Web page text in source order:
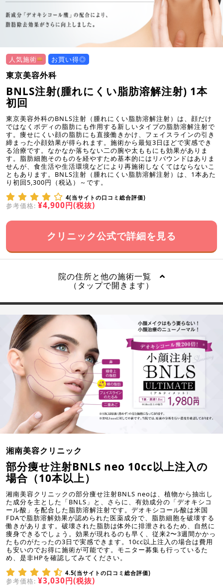
人気施術 お買い得◎
東京美容外科
BNLS注射(腫れにくい脂肪溶解注射) 1本
初回
東京美容外科のBNLS注射（腫れにくい脂肪溶解注射）は、顔だけ
ではなくボディの脂肪にも作用する新しいタイプの脂肪溶解注射で
す。痩せにくい顔の脂肪にも直接働きかけ、フェイスラインの引き
締まった小顔効果が得られます。施術から最短3日ほどで実感でき
る治療です。なかなか落ちない二の腕や太ももにも効果がありま
す。脂肪細胞そのものを経やすため基本的にはリバウンドはありま
せんが、食生活や生活環境などにより再施術しなくてはならないこ
ともあります。BNLS注射（腫れにくい脂肪溶解注射）は、1本あた
り初回5,300円（税込）～です。
4(当サイトの口コミ総合評価)
参考価格: ¥4,900円(税抜)
クリニック公式で詳細を見る
院の住所と他の施術一覧
（タップで開きます）
湘南美容クリニック
部分痩せ注射BNLS neo 10cc以上注入の
場合（10本以上）
湘南美容クリニックの部分痩せ注射BNLS neoは、植物から抽出し
た成分を主とした「BNLS」と、さらに、有効成分の「デオキシコ
ール酸」を配合した脂肪溶解注射です。デオキシコール酸は米国
FDAで脂肪溶解効果が認められた医薬成分で、脂肪細胞を破壊する
働きがあります。破壊された脂肪は体外に排泄されるため、自然に
痩身できるでしょう。効果が現れるのも早く、従来2〜3週間かかっ
たものがたったの3日で実感できます。10cc以上注入の場合は費用
も安いのでお得に施術が可能です。モニター募集も行っているた
め、是非HPを確認してみてください。
4.5(当サイトの口コミ総合評価)
参考価格: ¥3,030円(税抜)